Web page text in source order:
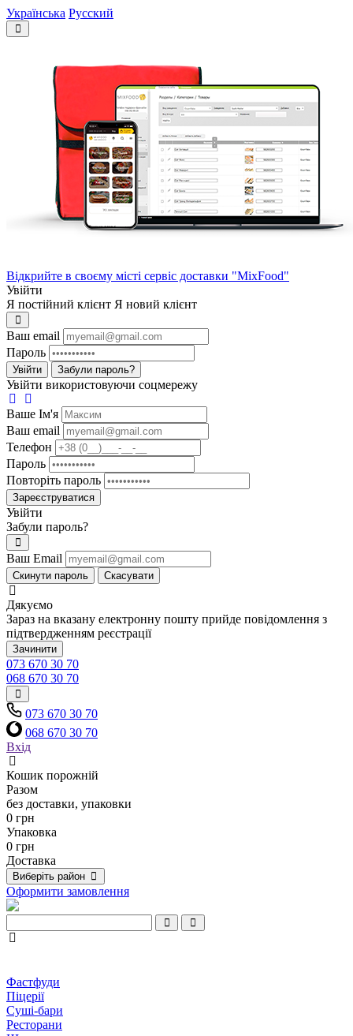
Українська Русский
Відкрийте в своєму місті сервіс доставки "MixFood"
Увійти
Я постійний клієнт Я новий клієнт
Ваш email
Пароль
Увійти Забули пароль?
Увійти використовуючи соцмережу
Ваше Iм'я
Ваш email
Телефон
Пароль
Повторіть пароль
Зареєструватися
Увійти
Забули пароль?
Ваш Email
Скинути пароль Скасувати
Дякуємо
Зараз на вказану електронну пошту прийде повідомлення з
підтвердженням реєстрації
Зачинити
073 670 30 70
068 670 30 70
073 670 30 70
068 670 30 70
Вхід
Кошик порожній
Разом
без доставки, упаковки
0 грн
Упаковка
0 грн
Доставка
Виберіть район
Оформити замовлення
Фастфуди
Піцерії
Суші-бари
Ресторани